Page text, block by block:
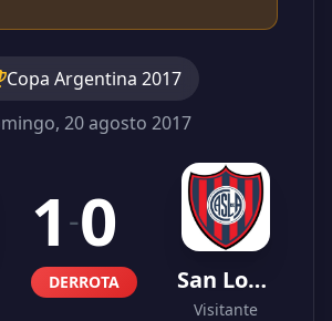
Copa Argentina 2017
20 agosto 2017
1 -0
DERROTA San Lorenzo
Visitante